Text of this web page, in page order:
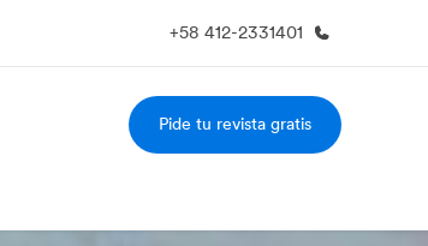
+58 412-2331401
Trabajos
Pide tu revista gratis